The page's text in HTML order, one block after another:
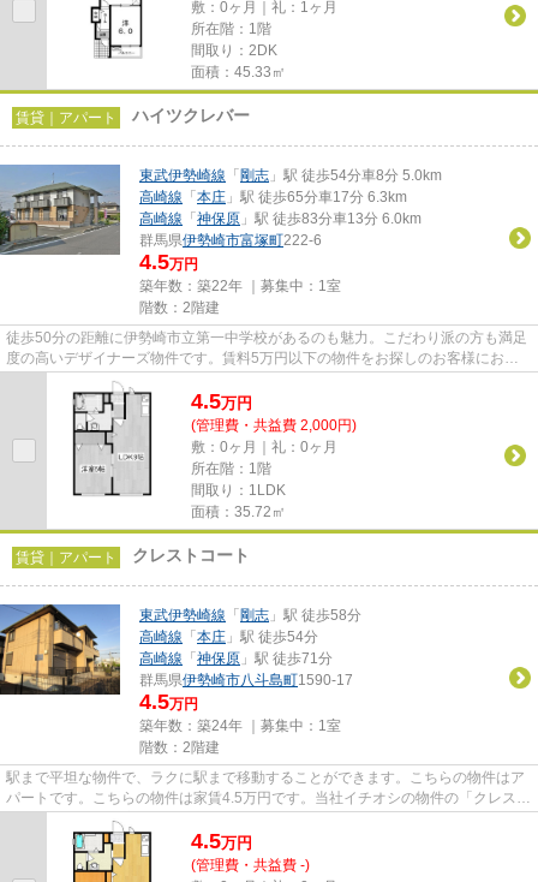
敷：0ヶ月｜礼：1ヶ月
所在階：1階
間取り：2DK
面積：45.33㎡
賃貸｜アパート ハイツクレバー
東武伊勢崎線 「 剛志 」駅 徒歩54分車8分 5.0km
高崎線 「 本庄 」駅 徒歩65分車17分 6.3km
高崎線 「 神保原 」駅 徒歩83分車13分 6.0km
群馬県伊勢崎市富塚町222-6
4.5万円
築年数：築22年 ｜募集中： 1室
階数：2階建
徒歩50分の距離に伊勢崎市立第一中学校があるのも魅力。こだわり派の方も満足
度の高いデザイナーズ物件です。賃料5万円以下の物件をお探しのお客様におす
すめです。当社イチオシの物件...
4.5万円
(管理費・共益費 2,000円)
敷：0ヶ月｜礼：0ヶ月
所在階：1階
間取り：1LDK
面積：35.72㎡
賃貸｜アパート クレストコート
東武伊勢崎線 「 剛志 」駅 徒歩58分
高崎線 「 本庄 」駅 徒歩54分
高崎線 「 神保原 」駅 徒歩71分
群馬県伊勢崎市八斗島町1590-17
4.5万円
築年数：築24年 ｜募集中： 1室
階数：2階建
駅まで平坦な物件で、ラクに駅まで移動することができます。こちらの物件はア
パートです。こちらの物件は家賃4.5万円です。当社イチオシの物件の「クレスト
コート」。ぜひ一度ご覧くだ...
4.5万円
(管理費・共益費 -)